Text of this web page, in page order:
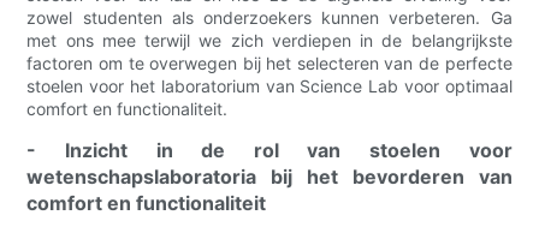
zowel studenten als onderzoekers kunnen verbeteren. Ga
met ons mee terwijl we zich verdiepen in de belangrijkste
factoren om te overwegen bij het selecteren van de perfecte
stoelen voor het laboratorium van Science Lab voor optimaal
comfort en functionaliteit.
- Inzicht in de rol van stoelen voor
wetenschapslaboratoria bij het bevorderen van
comfort en functionaliteit